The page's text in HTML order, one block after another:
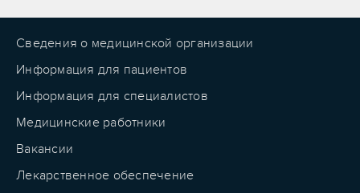
Сведения о медицинской организации
Информация для пациентов
Информация для специалистов
Медицинские работники
Вакансии
Лекарственное обеспечение